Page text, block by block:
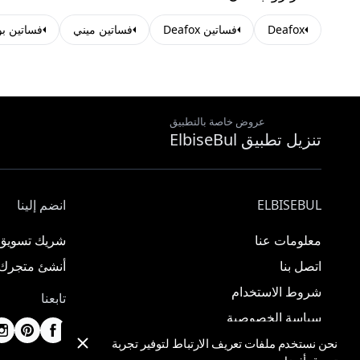
Deafox فساتين Deafox فساتين ميني فساتين
عروض خاصة بالتطبيق
تنزيل تطبيق ElbiseBul
ELBISEBUL
معلومات عنا
اتصل بنا
شروط الاستخدام
سياسة الخصوصية
انضم إلينا
شريك
أنشئ
تابعنا
نحن نستخدم ملفات تعريف الارتباط لتوفير تجربة